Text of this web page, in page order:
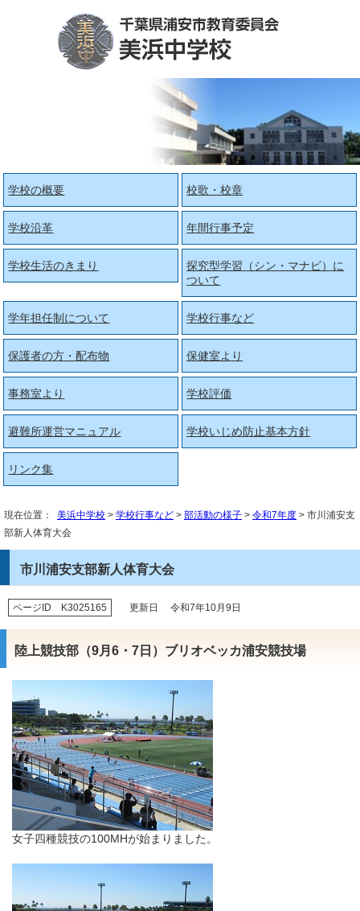
学校の概要 校歌・校章
学校沿革 年間行事予定
学校生活のきまり
探究型学習（シン・マナビ）に
ついて
学年担任制について 学校行事など
保護者の方・配布物 保健室より
事務室より 学校評価
避難所運営マニュアル 学校いじめ防止基本方針
リンク集
現在位置： 美浜中学校 > 学校行事など > 部活動の様子 > 令和7年度 > 市川浦安支
部新人体育大会
市川浦安支部新人体育大会
ページID K3025165 更新日 令和7年10月9日
陸上競技部（9月6・7日）ブリオベッカ浦安競技場
女子四種競技の100MHが始まりました。